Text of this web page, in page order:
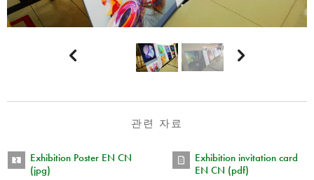
 
관련 자료
Exhibition Poster EN CN
(jpg)
Exhibition invitation card
EN CN (pdf)